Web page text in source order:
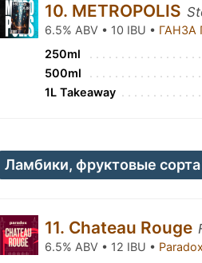
10. METROPOLIS
6.5% ABV • 10 IBU • ГАНЗА
250ml
500ml
1L Takeaway
Ламбики, фруктовые
11. Chateau Rouge
6.5% ABV • 12 IBU • Paradox